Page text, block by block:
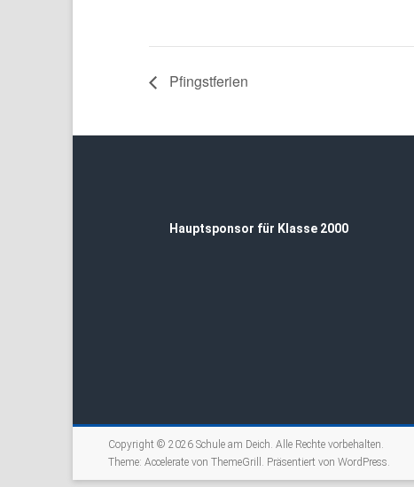
Pfingstferien
Hauptsponsor für Klasse 2000
Copyright © 2026 Schule am Deich . Alle Rechte vorbehalten.
Theme: Accelerate von ThemeGrill. Präsentiert von WordPress